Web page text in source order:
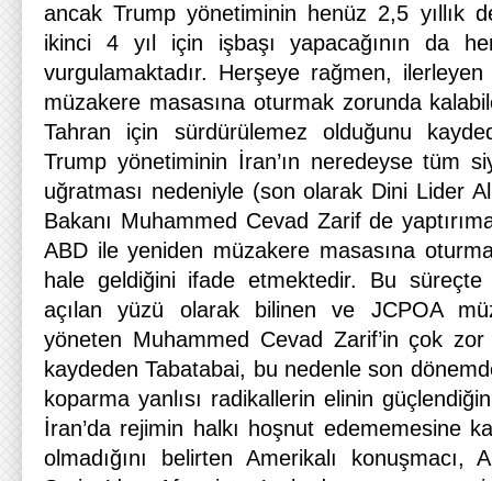
ancak Trump yönetiminin henüz 2,5 yıllık
ikinci 4 yıl için işbaşı yapacağının da
vurgulamaktadır. Herşeye rağmen,
müzakere masasına oturmak zorunda
Tahran için sürdürülemez olduğunu
Trump yönetiminin İran’ın neredeyse tüm
uğratması nedeniyle (son olarak Dini Lider
Bakanı Muhammed Cevad Zarif de
ABD ile yeniden müzakere masasına
hale geldiğini ifade etmektedir. Bu süreçte
açılan yüzü olarak bilinen ve JCPOA
yöneten Muhammed Cevad Zarif’in çok
kaydeden Tabatabai, bu nedenle son
koparma yanlısı radikallerin elinin
İran’da rejimin halkı hoşnut edememesine
olmadığını belirten Amerikalı konuşmacı,